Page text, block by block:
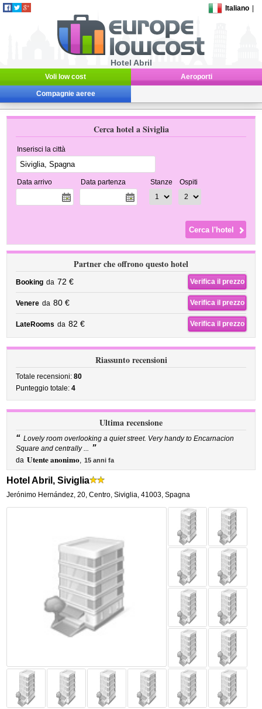
Italiano
Hotel Abril
Voli low cost Aeroporti
Compagnie aeree
Cerca hotel a Siviglia
Inserisci la città
Data arrivo Data partenza Stanze Ospiti
Partner che offrono questo hotel
Booking da 72 € Verifica il prezzo
Venere da 80 € Verifica il prezzo
LateRooms da 82 € Verifica il prezzo
Riassunto recensioni
Totale recensioni:80
Punteggio totale:4
Ultima recensione
“ Lovely room overlooking a quiet street. Very handy to Encarnacion
Square and centrally ... ”
da Utente anonimo, 15 anni fa
Hotel Abril, Siviglia
Jerónimo Hernández, 20,Centro, Siviglia,41003, Spagna